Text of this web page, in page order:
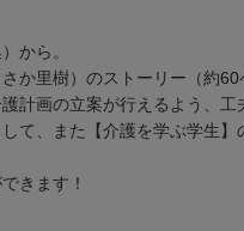
から。
か里樹）のストーリー（約60
計画の立案が行えるよう、工
て、また【介護を学ぶ学生
きます！